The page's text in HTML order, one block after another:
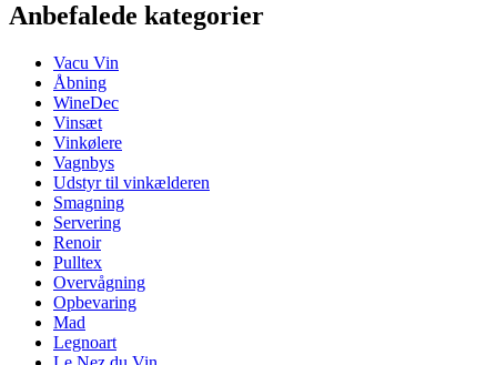
Produktnummer613133
Dimensioner (BxHxD cm)
Vægt (kg)
Højde (cm)
Bredde (cm)
Dybde (cm)
wine accessories
Status When Soldout
Anbefalede kategorier
Vacu Vin
Åbning
WineDec
Vinsæt
Vinkølere
Vagnbys
Udstyr til vinkælderen
Smagning
Servering
Renoir
Pulltex
Overvågning
Opbevaring
Mad
Legnoart